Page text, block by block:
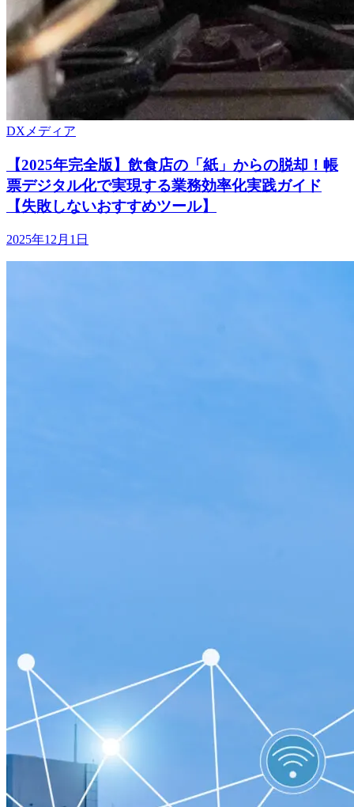
DXメディア
【2025年完全版】飲食店の「紙」からの脱却！帳
票デジタル化で実現する業務効率化実践ガイド
【失敗しないおすすめツール】
2025年12月1日